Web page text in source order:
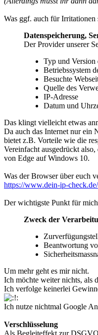
Was ggf. auch für Irritationen
Datenspeicherung,
Der Provider unserer
Typ und Version
Betriebssystem
Besuchte
Quelle des
IP-Adresse
Datum und
Das klingt vielleicht etwas
Da auch das Internet nur ein
bietet z.B. Vorteile wie die
Vereinfacht ausgedrückt
von Edge auf Windows 10.
Was der Browser über euch
https://www.dein-ip-check.de/
Der wichtigste Punkt für
Zweck der
Beantwortung
Um mehr geht es mir nicht.
Ich möchte weiter nichts, als
Ich verfolge keinerlei
Ich nutze nichtmal Google
Verschlüsselung